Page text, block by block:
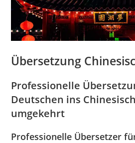
Übersetzung
Professionelle
Deutschen ins
umgekehrt
Professionelle Übersetzer